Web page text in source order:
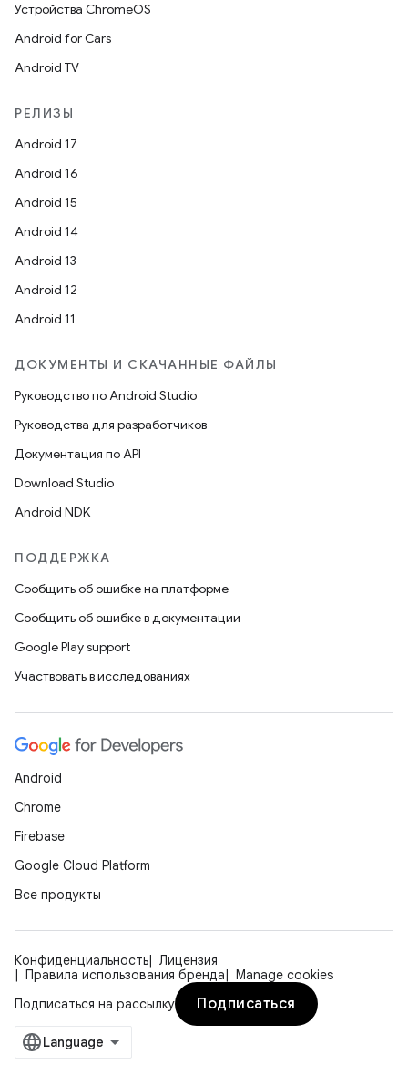
Устройства ChromeOS
Android for Cars
Android TV
РЕЛИЗЫ
Android 17
Android 16
Android 15
Android 14
Android 13
Android 12
Android 11
ДОКУМЕНТЫ И СКАЧАННЫЕ ФАЙЛЫ
Руководство по Android Studio
Руководства для разработчиков
Документация по API
Download Studio
Android NDK
ПОДДЕРЖКА
Сообщить об ошибке на платформе
Сообщить об ошибке в документации
Google Play support
Участвовать в исследованиях
Android
Chrome
Firebase
Google Cloud Platform
Все продукты
Конфиденциальность
Лицензия
Правила использования бренда
Manage cookies
Подписаться на рассылку
Подписаться